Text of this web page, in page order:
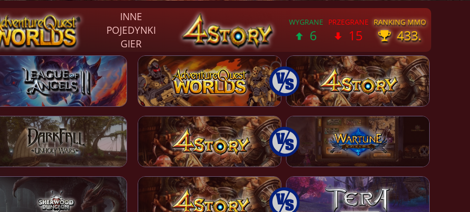
INNE
POJEDYNKI
GIER
6 15 433.